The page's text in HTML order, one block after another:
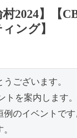
2024】【
ング】
ございます。
を案内します。
のイベントです